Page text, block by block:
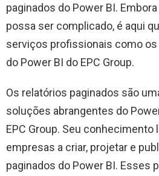
paginados do Power BI.
possa ser complicado, é aqui
serviços profissionais como os
do Power BI do EPC Group.
Os relatórios paginados são
soluções abrangentes do
EPC Group. Seu conhecimento
empresas a criar, projetar e
paginados do Power BI. Esses